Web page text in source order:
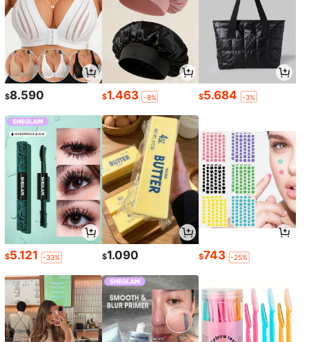
$8.590 $1.463 -8% $5.684 -3%
$5.121 -33% $1.090 $743 -25%